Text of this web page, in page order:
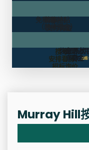
房东
支付佣金
免租期装修补贴
（装修资金）
搜寻、
安排看房、
招标询价
恢复原状
条款
逾期占用
罚金总结：
Murray Hill